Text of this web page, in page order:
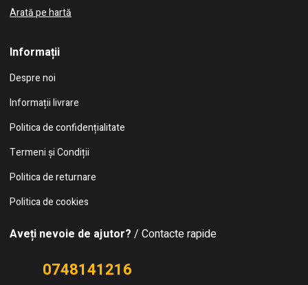
Arată pe hartă
Informații
Despre noi
Informații livrare
Politica de confidențialitate
Termeni și Condiții
Politica de returnare
Politica de cookies
Aveți nevoie de ajutor? / Contacte rapide
0748141216